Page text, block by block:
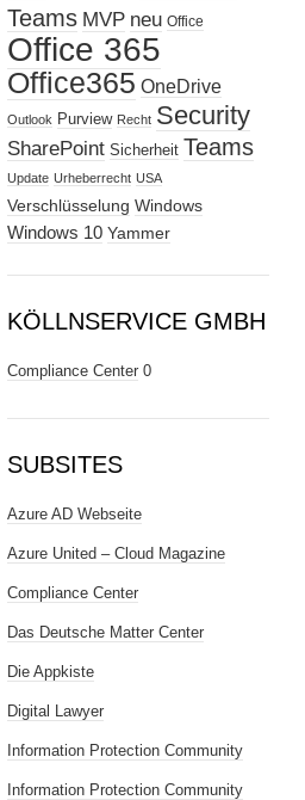
Teams MVP neu Office
Office 365
Office365 OneDrive
Outlook Purview Recht Security
SharePoint Sicherheit Teams
Update Urheberrecht USA
Verschlüsselung Windows
Windows 10 Yammer
KÖLLNSERVICE GMBH
Compliance Center 0
SUBSITES
Azure AD Webseite
Azure United – Cloud Magazine
Compliance Center
Das Deutsche Matter Center
Die Appkiste
Digital Lawyer
Information Protection Community
Information Protection Community